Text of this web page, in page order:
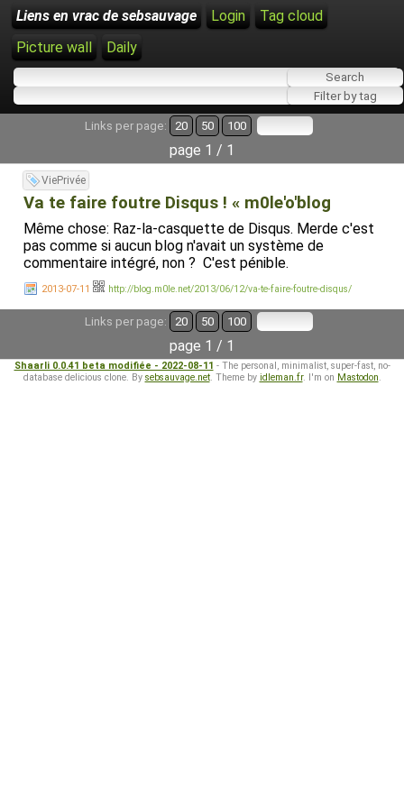
Liens en vrac de sebsauvage Login
Tag cloud
Picture wall
Daily
Links per page: 20 50 100
page 1 / 1
ViePrivée
Va te faire foutre Disqus ! « m0le'o'blog
Même chose: Raz-la-casquette de Disqus. Merde c'est
pas comme si aucun blog n'avait un système de
commentaire intégré, non ? C'est pénible.
2013-07-11 http://blog.m0le.net/2013/06/12/va-te-faire-foutre-disqus/
Links per page: 20 50 100
page 1 / 1
Shaarli 0.0.41 beta modifiée - 2022-08-11 - The personal, minimalist, super-fast, no-
database delicious clone. By sebsauvage.net. Theme by idleman.fr. I'm on Mastodon.